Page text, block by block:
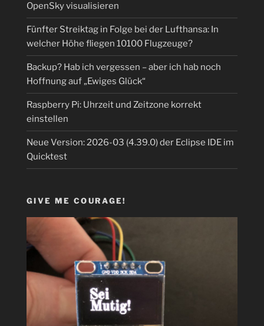
OpenSky visualisieren
Fünfter Streiktag in Folge bei der Lufthansa: In
welcher Höhe fliegen 10100 Flugzeuge?
Backup? Hab ich vergessen – aber ich hab noch
Hoffnung auf „Ewiges Glück“
Raspberry Pi: Uhrzeit und Zeitzone korrekt
einstellen
Neue Version: 2026-03 (4.39.0) der Eclipse IDE im
Quicktest
GIVE ME COURAGE!